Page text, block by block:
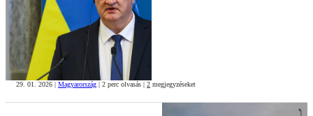
29. 01. 2026 | Magyarország | 2 perc olvasás | 2 megjegyzéseket